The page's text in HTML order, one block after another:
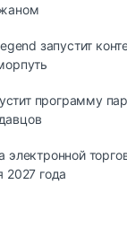
запустит
программу
электронной
2027 года